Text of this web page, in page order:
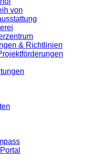
von
& Richtlinien